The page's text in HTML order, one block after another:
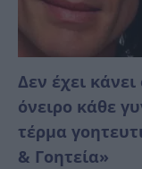
Δεν έχει
όνειρο κάθε
τέρμα
& Γοητεία»